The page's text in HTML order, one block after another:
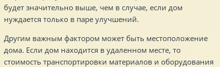
будет значительно выше, чем в случае, если дом
нуждается только в паре улучшений.
Другим важным фактором может быть местоположение
дома. Если дом находится в удаленном месте, то
стоимость транспортировки материалов и оборудования